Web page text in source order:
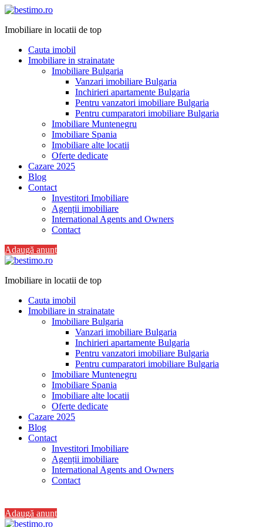
Imobiliare in locatii de top
Cauta imobil
Imobiliare in strainatate
Imobiliare Bulgaria
Vanzari imobiliare Bulgaria
Inchirieri apartamente Bulgaria
Pentru vanzatori imobiliare Bulgaria
Pentru cumparatori imobiliare Bulgaria
Imobiliare Muntenegru
Imobiliare Spania
Imobiliare alte locatii
Oferte dedicate
Cazare 2025
Blog
Contact
Investitori Imobiliare
Agenții imobiliare
International Agents and Owners
Contact
Adaugă anunț
Imobiliare in locatii de top
Cauta imobil
Imobiliare in strainatate
Imobiliare Bulgaria
Vanzari imobiliare Bulgaria
Inchirieri apartamente Bulgaria
Pentru vanzatori imobiliare Bulgaria
Pentru cumparatori imobiliare Bulgaria
Imobiliare Muntenegru
Imobiliare Spania
Imobiliare alte locatii
Oferte dedicate
Cazare 2025
Blog
Contact
Investitori Imobiliare
Agenții imobiliare
International Agents and Owners
Contact
Adaugă anunț